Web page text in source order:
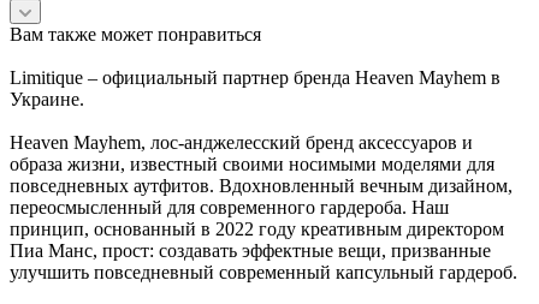
Вам также может понравиться
Limitique – официальный партнер бренда Heaven Mayhem в
Украине.
Heaven Mayhem, лос-анджелесский бренд аксессуаров и
образа жизни, известный своими носимыми моделями для
повседневных аутфитов. Вдохновленный вечным дизайном,
переосмысленный для современного гардероба. Наш
принцип, основанный в 2022 году креативным директором
Пиа Манс, прост: создавать эффектные вещи, призванные
улучшить повседневный современный капсульный гардероб.